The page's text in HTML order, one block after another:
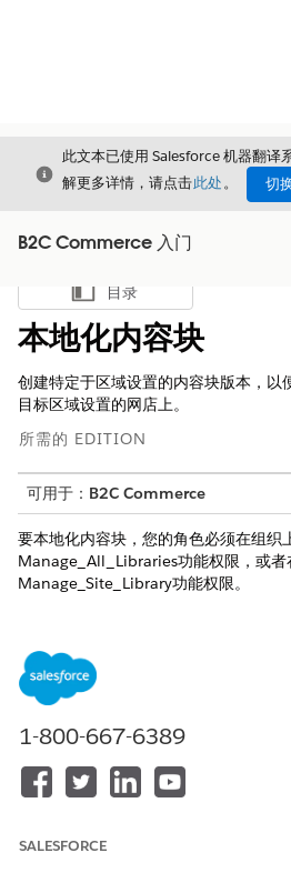
关闭
此文本已使用 Salesforce 机器翻译
解更多详情，请点击此处。 切
B2C Commerce 入门
显示目录
目录
本地化内容块
创建特定于区域设置的内容块版本，以
目标区域设置的网店上。
所需的 EDITION
可用于： B2C Commerce
要本地化内容块，您的角色必须在组织
Manage_All_Libraries功能权限，或者
Manage_Site_Library功能权限。
在 Page Designer 中打开包含内容
从区域设置选择器中选择区域设置。
在右侧窗格中，点击内容块名称旁
选择“本地化”。
编辑所选区域设置的内容块属性。
原始内容块的样式和布局属性。
1-800-667-6389
SALESFORCE